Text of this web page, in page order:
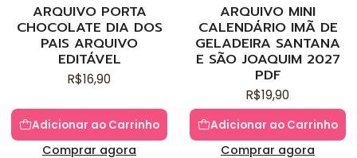
ARQUIVO PORTA
CHOCOLATE DIA DOS
PAIS ARQUIVO
EDITÁVEL
R$16,90
Adicionar ao Carrinho
Comprar agora
ARQUIVO MINI
CALENDÁRIO IMÃ DE
GELADEIRA SANTANA
E SÃO JOAQUIM 2027
PDF
R$19,90
Adicionar ao Carrinho
Comprar agora